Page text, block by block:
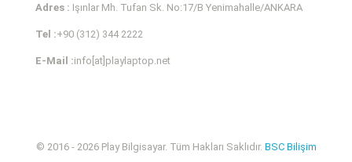
Adres : Işınlar Mh. Tufan Sk. No:17/B Yenimahalle/ANKARA
Tel :+90 (312) 344 2222
E-Mail :info[at]playlaptop.net
© 2016 - 2026 Play Bilgisayar. Tüm Hakları Saklıdır. BSC Bilişim